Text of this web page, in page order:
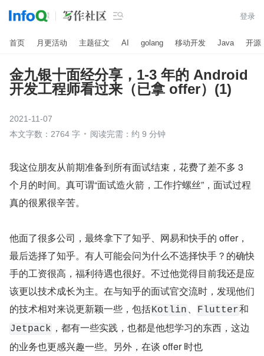
 登录
首页 月更活动 主题征文 AI golang 移动开发 Java 开源
金九银十面经分享，1-3 年的 Android
开发工程师看过来（已拿 offer）(1)
2021-11-07
本文字数：2764 字
阅读完需：约 9 分钟
我这位朋友从前期准备到所有面试结束，花费了差不多 3
个月的时间。真可谓“面试造火箭，工作拧螺丝”，面试过程
真的很累很辛苦。
他面了很多公司，最终拿下了知乎、网易和快手的 offer，
最后选择了知乎。有人可能会问为什么不选择快手？的确快
手的工资很高，福利待遇也很好。不过他觉得目前我还是应
该更以技术成长为主。在与知乎的面试官交流时，发现他们
的技术相对来说更新颖一些，包括Kotlin 、 Flutter和
Jetpack ，都有一些实践，也都是他想学习的东西，这边
的业务也更感兴趣一些。另外，在谈 offer 时也